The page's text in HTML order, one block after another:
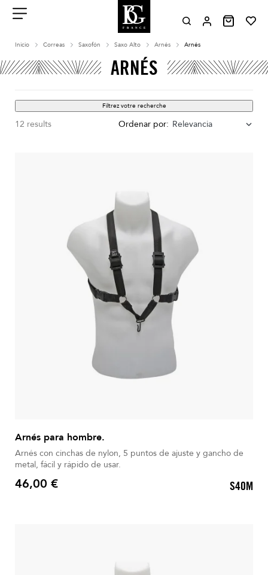
contenu
Inicio Correas Saxofón Saxo Alto Arnés Arnés
ARNÉS
Filtrez votre recherche
12 results Ordenar por: Relevancia
Arnés para hombre.
Arnés con cinchas de nylon, 5 puntos de ajuste y gancho de
metal, fácil y rápido de usar.
Precio
46,00 € S40M